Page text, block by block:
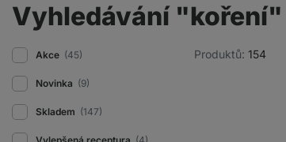
Vyhledávání "koření"
Produktů: 154
Akce (45)
Novinka (9)
Skladem (147)